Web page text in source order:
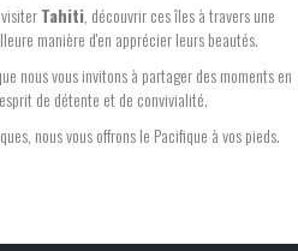
Tahiti , découvrir ces îles à travers une
manière d'en apprécier leurs beautés.
nous vous invitons à partager des moments en
de détente et de convivialité.
nous vous offrons le Pacifique à vos pieds.